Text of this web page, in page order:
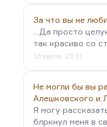
За что вы не
...Да просто
так красиво со
16 июля, 20:11
Не могли бы вы
Алешковского и
Я могу
блркнул меня в